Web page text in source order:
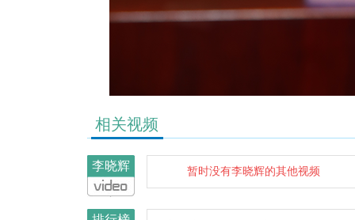
相关视频
李晓辉 暂时没有李晓辉的其他视频